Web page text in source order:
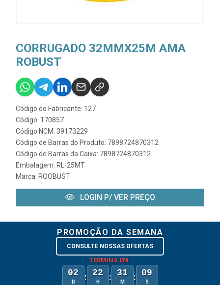
CORRUGADO 32MMX25M AMA
ROBUST
Código do Fabricante: 127
Código: 170857
Código NCM: 39173229
Código de Barras do Produto: 7898724870312
Código de Barras da Caixa: 7898724870312
Embalagem: RL-25MT
Marca: ROOBUST
LOGIN P/ VER PREÇO
PROMOÇÃO DA SEMANA
CONSULTE NOSSAS OFERTAS
TERMINA EM:
02
D : 22
H : 31
M : 09
S